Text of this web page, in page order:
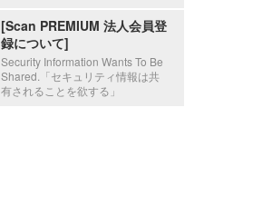
[Scan PREMIUM 法人会員登
録について]
Security Information Wants To Be
Shared.「セキュリティ情報は共
有されることを欲する」